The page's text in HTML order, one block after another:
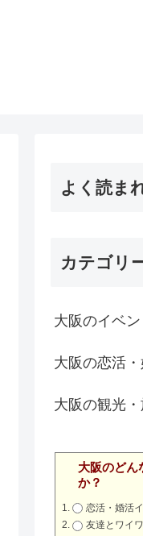
よく読ま
カテゴリ
大阪のイベン
大阪の恋活
大阪の観光
大阪のどん
か？
恋活・婚活
友達とワイ